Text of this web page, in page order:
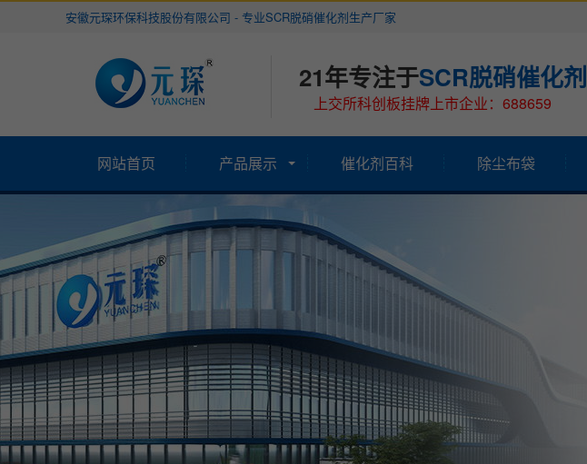
安徽元琛环保科技股份有限公司 - 专业SCR脱硝催化剂生产厂家
21年专注于SCR脱硝催化剂
上交所科创板挂牌上市企业：688659
网站首页 产品展示 催化剂百科 除尘布袋